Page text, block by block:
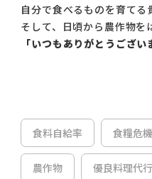
自分で食べるものを育てる
そして、日頃から農作物を
「いつもありがとうござい
食料自給率 食糧危機
農作物 優良料理代行